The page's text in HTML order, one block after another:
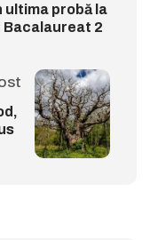
ultima probă la
Bacalaureat 2